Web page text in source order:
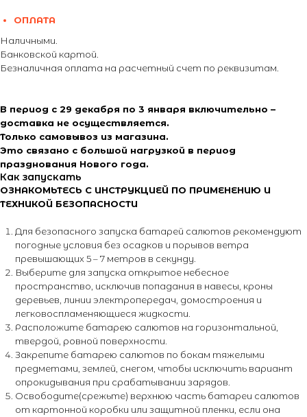
ОПЛАТА
Наличными.
Банковской картой.
Безналичная оплата на расчетный счет по реквизитам.
В период с 29 декабря по 3 января включительно –
доставка не осуществляется.
Только самовывоз из магазина.
Это связано с большой нагрузкой в период
празднования Нового года.
Как запускать
ОЗНАКОМЬТЕСЬ С ИНСТРУКЦИЕЙ ПО ПРИМЕНЕНИЮ И
ТЕХНИКОЙ БЕЗОПАСНОСТИ
Для безопасного запуска батарей салютов рекомендуют
погодные условия без осадков и порывов ветра
превышающих 5 – 7 метров в секунду.
Выберите для запуска открытое небесное
пространство, исключив попадания в навесы, кроны
деревьев, линии электропередач, домостроения и
легковоспламеняющиеся жидкости.
Расположите батарею салютов на горизонтальной,
твердой, ровной поверхности.
Закрепите батарею салютов по бокам тяжелыми
предметами, землей, снегом, чтобы исключить вариант
опрокидывания при срабатывании зарядов.
Освободите(срежьте) верхнюю часть батареи салютов
от картонной коробки или защитной пленки, если она